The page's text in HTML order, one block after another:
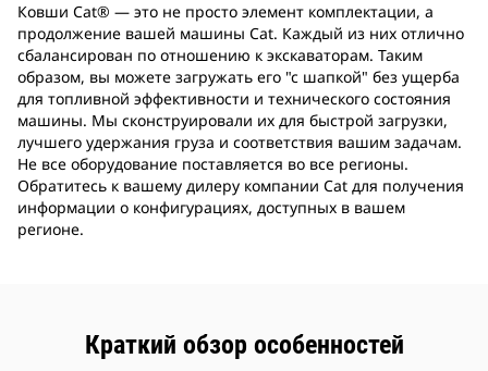
Ковши Cat® ― это не просто элемент комплектации, а
продолжение вашей машины Cat. Каждый из них отлично
сбалансирован по отношению к экскаваторам. Таким
образом, вы можете загружать его "с шапкой" без ущерба
для топливной эффективности и технического состояния
машины. Мы сконструировали их для быстрой загрузки,
лучшего удержания груза и соответствия вашим задачам.
Не все оборудование поставляется во все регионы.
Обратитесь к вашему дилеру компании Cat для получения
информации о конфигурациях, доступных в вашем
регионе.
Краткий обзор особенностей